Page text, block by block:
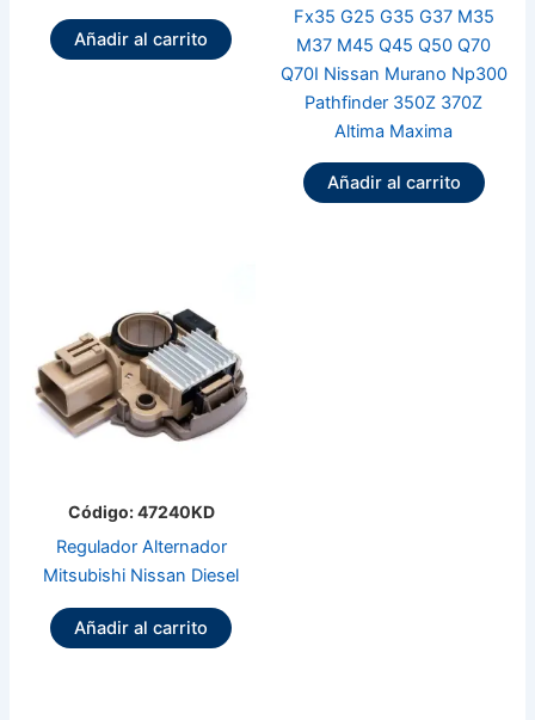
Añadir al carrito
Fx35 G25 G35 G37 M35
M37 M45 Q45 Q50 Q70
Q70I Nissan Murano Np300
Pathfinder 350Z 370Z
Altima Maxima
Añadir al carrito
Código: 47240KD
Regulador Alternador
Mitsubishi Nissan Diesel
Añadir al carrito